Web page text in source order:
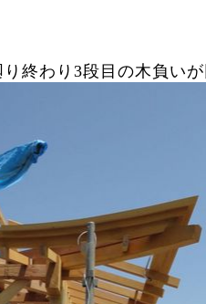
終わり3段目の木負い